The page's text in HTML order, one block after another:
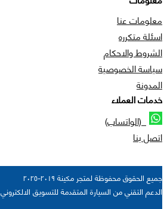
معلومات عنا
اسئلة متكرره
الشروط والاحكام
سياسة الخصوصية
المدونة
خدمات العملاء
(الواتساب)
اتصل بنا
جميع الحقوق محفوظة لمتجر مكينة ٢٠١٩-٢٠٢٥
الدعم التقني من السيارة المتقدمة للتسويق الالكتروني